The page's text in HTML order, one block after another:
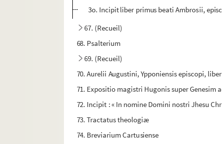
3o. Incipit liber primus beati Ambrosii,
67. (Recueil)
68. Psalterium
69. (Recueil)
70. Aurelii Augustini, Ypponiensis episcopi,
71. Expositio magistri Hugonis super Genesim
72. Incipit : « In nomine Domini nostri Jhesu
73. Tractatus theologiæ
74. Breviarium Cartusiense